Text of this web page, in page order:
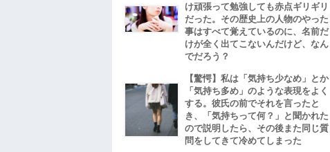
け頑張って勉強しても赤点ギリギリ
だった。その歴史上の人物のやった
事はすべて覚えているのに、名前だ
けが全く出てこないんだけど、なん
でだろう？
【驚愕】私は「気持ち少なめ」とか
「気持ち多め」のような表現をよく
する。彼氏の前でそれを言ったと
き、「気持ちって何？」と聞かれた
ので説明したら、その後また同じ質
問をしてきて冷めてしまった